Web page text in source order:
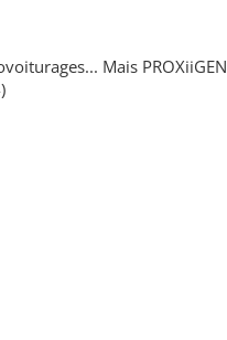
Mais PROXiiGEN